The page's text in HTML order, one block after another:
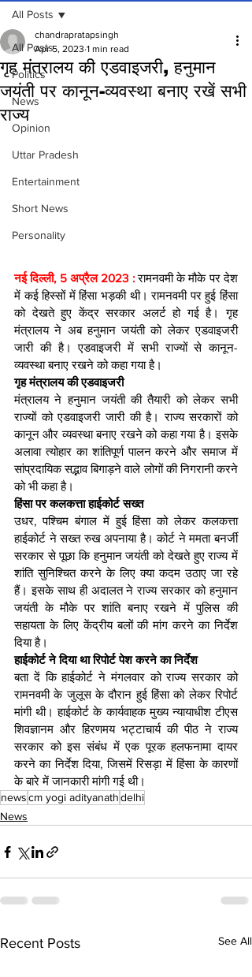
All Posts
Politics
News
Opinion
Uttar Pradesh
Entertainment
Short News
Personality
All Posts
गृह मंत्रालय की एडवाइजरी, हनुमान
जयंती पर कानून-व्यवस्था बनाए रखें सभी
राज्य
chandrapratapsingh
Apr 5, 2023 1 min read
नई दिल्ली, 5 अप्रैल 2023 : रामनवमी के मौके पर देश
में कई हिस्सों में हिंसा भड़की थी। रामनवमी पर हुई हिंसा
को देखते हुए केंद्र सरकार अलर्ट हो गई है। गृह
मंत्रालय ने अब हनुमान जयंती को लेकर एडवाइजरी
जारी की है। एडवाइजरी में सभी राज्यों से कानून-
व्यवस्था बनाए रखने को कहा गया है।
गृह मंत्रालय की एडवाइजरी
मंत्रालय ने हनुमान जयंती की तैयारी को लेकर सभी
राज्यों को एडवाइजरी जारी की है। राज्य सरकारों को
कानून और व्यवस्था बनाए रखने को कहा गया है। इसके
अलावा त्योहार का शांतिपूर्ण पालन करने और समाज में
सांप्रदायिक सद्भाव बिगाड़ने वाले लोगों की निगरानी करने
को भी कहा है।
हिंसा पर कलकत्ता हाईकोर्ट सख्त
उधर, पश्चिम बंगाल में हुई हिंसा को लेकर कलकत्ता
हाईकोर्ट ने सख्त रुख अपनाया है। कोर्ट ने ममता बनर्जी
सरकार से पूछा कि हनुमान जयंती को देखते हुए राज्य में
शांति सुनिश्चित करने के लिए क्या कदम उठाए जा रहे
हैं। इसके साथ ही अदालत ने राज्य सरकार को हनुमान
जयंती के मौके पर शांति बनाए रखने में पुलिस की
सहायता के लिए केंद्रीय बलों की मांग करने का निर्देश
दिया है।
हाईकोर्ट ने दिया था रिपोर्ट पेश करने का निर्देश
बता दें कि हाईकोर्ट ने मंगलवार को राज्य सरकार को
रामनवमी के जुलूस के दौरान हुई हिंसा को लेकर रिपोर्ट
मांगी थी। हाईकोर्ट के कार्यवाहक मुख्य न्यायाधीश टीएस
शिवज्ञानम और हिरणमय भट्टाचार्य की पीठ ने राज्य
सरकार को इस संबंध में एक पूरक हलफनामा दायर
करने का निर्देश दिया, जिसमें रिसड़ा में हिंसा के कारणों
के बारे में जानकारी मांगी गई थी।
newscm yogi adityanathdelhi
News
Recent Posts See All